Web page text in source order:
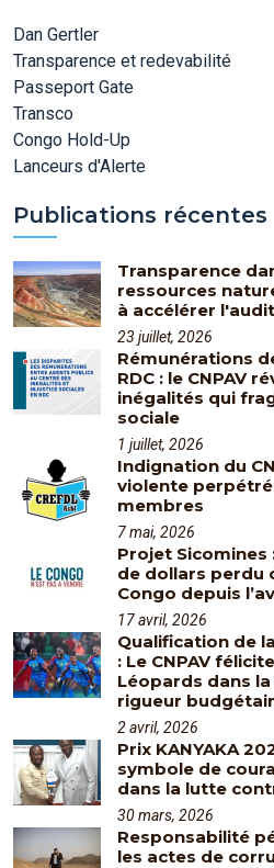
Dan Gertler
Transparence et redevabilité
Passeport Gate
Transco
Congo Hold-Up
Lanceurs d'Alerte
Publications récentes
Transparence
ressources
à accélérer
23 juillet, 2026
Rémunérations
RDC : le CNPAV
inégalités qui
sociale
1 juillet, 2026
Indignation du
violente
membres
7 mai, 2026
Projet Sicomines
de dollars perdu
Congo depuis
17 avril, 2026
Qualification de
: Le CNPAV
Léopards dans
rigueur
2 avril, 2026
Prix KANYAKA
symbole de
dans la lutte
30 mars, 2026
Responsabilité
les actes de